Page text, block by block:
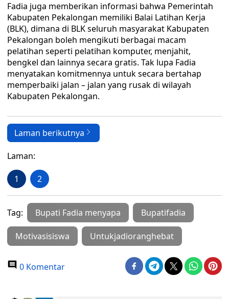
Fadia juga memberikan informasi bahwa Pemerintah
Kabupaten Pekalongan memiliki Balai Latihan Kerja
(BLK), dimana di BLK seluruh masyarakat Kabupaten
Pekalongan boleh mengikuti berbagai macam
pelatihan seperti pelatihan komputer, menjahit,
bengkel dan lainnya secara gratis. Tak lupa Fadia
menyatakan komitmennya untuk secara bertahap
memperbaiki jalan – jalan yang rusak di wilayah
Kabupaten Pekalongan.
Laman berikutnya
Laman:
1 2
Tag: Bupati Fadia menyapa Bupatifadia
Motivasisiswa Untukjadioranghebat
0 Komentar